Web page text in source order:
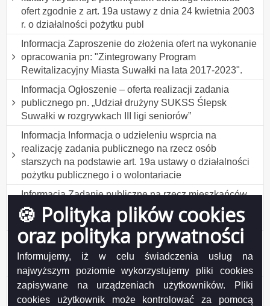
🍪 Polityka plików cookies
oraz polityka prywatności
Informujemy, iż w celu świadczenia usług na
najwyższym poziomie wykorzystujemy pliki cookies
zapisywane na urządzeniach użytkowników. Pliki
cookies użytkownik może kontrolować za pomocą
ofert zgodnie z art. 19a ustawy z dnia 24 kwietnia 2003
r. o działalności pożytku publ
Informacja Zaproszenie do złożenia ofert na wykonanie
opracowania pn: "Zintegrowany Program
Rewitalizacyjny Miasta Suwałki na lata 2017-2023".
Informacja Ogłoszenie – oferta realizacji zadania
publicznego pn. „Udział drużyny SUKSS Ślepsk
Suwałki w rozgrywkach III ligi seniorów”
Informacja Informacja o udzieleniu wsprcia na
realizację zadania publicznego na rzecz osób
starszych na podstawie art. 19a ustawy o działalności
pożytku publicznego i o wolontariacie
Informacja Zadanie publiczne na rzecz mieszkańców
Suwałk w zakresie działalności na rzecz osób
starszych
Informacja Dotacja przyznana po rozpatrzeniu wniosku
klubu sportowego złożonego przez klub z własnej
inicjatywy (awans zawodników na Mistrzostwa Europy)
Ogłoszenie – oferta realizacji zadania publicznego pn.
„Międzywojewódzkie Mistrzostwa Młodzieży”